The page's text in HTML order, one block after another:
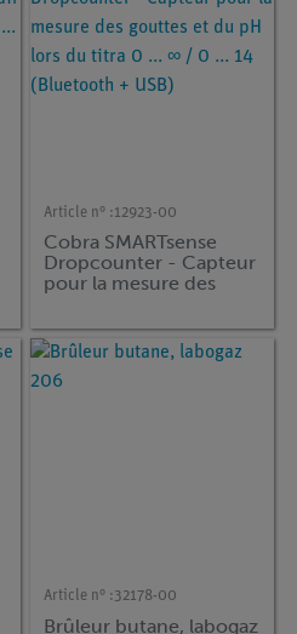
Article n° :12923-00
Cobra SMARTsense
Dropcounter - Capteur
pour la mesure des
du titra 0 ... ∞ / 0 ... 14
(Bluetooth + USB)
Article n° :32178-00
Brûleur butane, labogaz